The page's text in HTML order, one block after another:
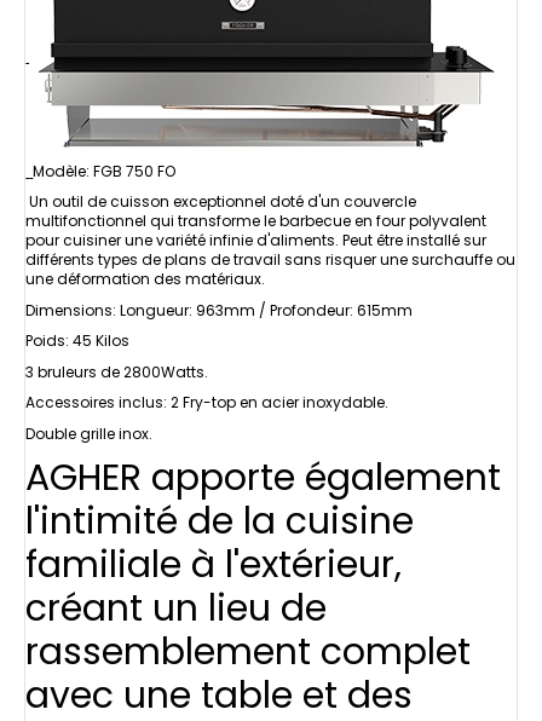
Modèle: FGB 750 FO
Un outil de cuisson exceptionnel doté d'un couvercle
multifonctionnel qui transforme le barbecue en four polyvalent
pour cuisiner une variété infinie d'aliments. Peut être installé sur
différents types de plans de travail sans risquer une surchauffe ou
une déformation des matériaux.
Dimensions: Longueur: 963mm / Profondeur: 615mm
Poids: 45 Kilos
3 bruleurs de 2800Watts.
Accessoires inclus: 2 Fry-top en acier inoxydable.
Double grille inox.
AGHER apporte également
l'intimité de la cuisine
familiale à l'extérieur,
créant un lieu de
rassemblement complet
avec une table et des